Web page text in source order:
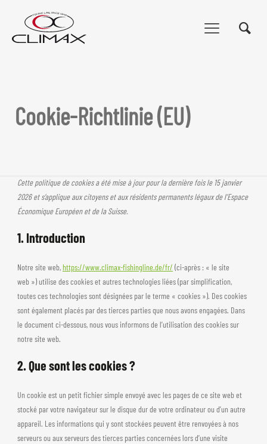
Cookie-Richtlinie (EU)
Cette politique de cookies a été mise à jour pour la dernière fois le 15 janvier
2026 et s’applique aux citoyens et aux résidents permanents légaux de l’Espace
Économique Européen et de la Suisse.
1. Introduction
Notre site web,https://www.climax-fishingline.de/fr/ (ci-après : « le site
web ») utilise des cookies et autres technologies liées (par simplification,
toutes ces technologies sont désignées par le terme « cookies »). Des cookies
sont également placés par des tierces parties que nous avons engagées. Dans
le document ci-dessous, nous vous informons de l’utilisation des cookies sur
notre site web.
2. Que sont les cookies ?
Un cookie est un petit fichier simple envoyé avec les pages de ce site web et
stocké par votre navigateur sur le disque dur de votre ordinateur ou d’un autre
appareil. Les informations qui y sont stockées peuvent être renvoyées à nos
serveurs ou aux serveurs des tierces parties concernées lors d’une visite